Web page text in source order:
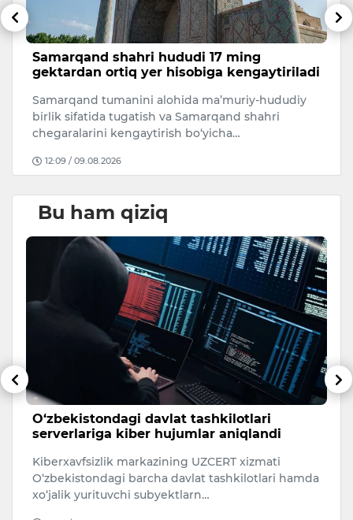
Samarqand shahri hududi 17 ming
gektardan ortiq yer hisobiga kengaytiriladi
Samarqand tumanini alohida ma’muriy-hududiy
birlik sifatida tugatish va Samarqand shahri
chegaralarini kengaytirish bo‘yicha…
12:09 / 09.08.2026
Bu ham qiziq
O‘zbekistondagi davlat tashkilotlari
serverlariga kiber hujumlar aniqlandi
Kiberxavfsizlik markazining UZCERT xizmati
O‘zbekistondagi barcha davlat tashkilotlari hamda
xo‘jalik yurituvchi subyektlarn…